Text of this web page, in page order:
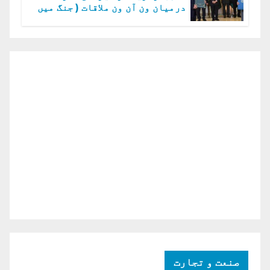
درمیان ون آن ون ملاقات ( جنگ میں
صنعت و تجارت